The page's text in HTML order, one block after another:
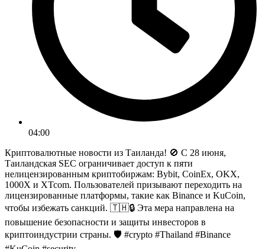
04:00
Криптовалютные новости из Таиланда! 🚫 С 28 июня,
Таиландская SEC ограничивает доступ к пяти
нелицензированным криптобиржам: Bybit, CoinEx, OKX,
1000X и XTcom. Пользователей призывают переходить на
лицензированные платформы, такие как Binance и KuCoin,
чтобы избежать санкций. 🇹🇭🔒 Эта мера направлена на
повышение безопасности и защиты инвесторов в
криптоиндустрии страны. 🛡️ #crypto #Thailand #Binance